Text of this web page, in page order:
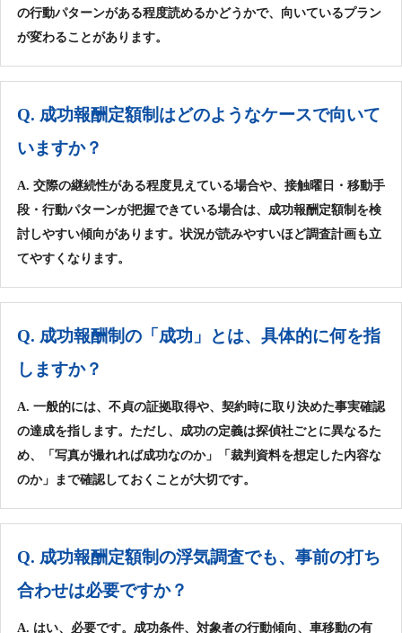
の行動パターンがある程度読めるかどうかで、向いているプラン
が変わることがあります。
Q. 成功報酬定額制はどのようなケースで向いて
いますか？
A. 交際の継続性がある程度見えている場合や、接触曜日・移動手
段・行動パターンが把握できている場合は、成功報酬定額制を検
討しやすい傾向があります。状況が読みやすいほど調査計画も立
てやすくなります。
Q. 成功報酬制の「成功」とは、具体的に何を指
しますか？
A. 一般的には、不貞の証拠取得や、契約時に取り決めた事実確認
の達成を指します。ただし、成功の定義は探偵社ごとに異なるた
め、「写真が撮れれば成功なのか」「裁判資料を想定した内容な
のか」まで確認しておくことが大切です。
Q. 成功報酬定額制の浮気調査でも、事前の打ち
合わせは必要ですか？
A. はい、必要です。成功条件、対象者の行動傾向、車移動の有